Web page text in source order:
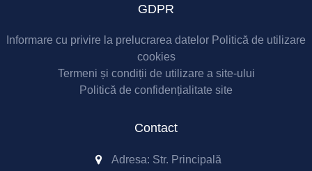
GDPR
Informare cu privire la prelucrarea datelor Politică de utilizare
cookies
Termeni și condiții de utilizare a site-ului
Politică de confidențialitate site
Contact
Adresa: Str. Principală